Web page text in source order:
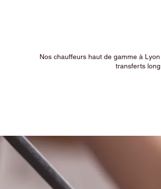
Nos chauffeurs haut de gamme à
transferts